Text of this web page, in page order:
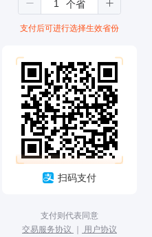
支付后可进行选择生效省份
扫码支付
支付则代表同意
交易服务协议 ｜ 用户协议